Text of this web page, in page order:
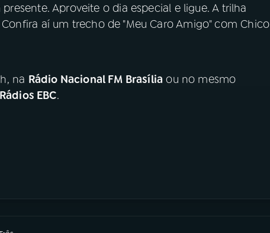
Aproveite o dia especial e ligue. A trilha
aí um trecho de "Meu Caro Amigo" com Chico
na Rádio Nacional FM Brasília ou no mesmo
Rádios EBC.